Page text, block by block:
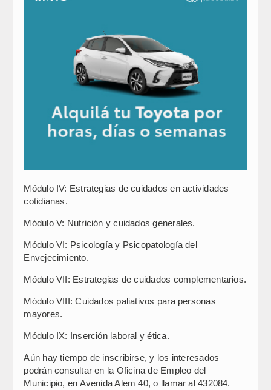
Módulo IV: Estrategias de cuidados en actividades
cotidianas.
Módulo V: Nutrición y cuidados generales.
Módulo VI: Psicología y Psicopatología del
Envejecimiento.
Módulo VII: Estrategias de cuidados complementarios.
Módulo VIII: Cuidados paliativos para personas
mayores.
Módulo IX: Inserción laboral y ética.
Aún hay tiempo de inscribirse, y los interesados
podrán consultar en la Oficina de Empleo del
Municipio, en Avenida Alem 40, o llamar al 432084.